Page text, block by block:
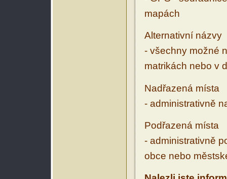
mapách
Alternativní názvy
- všechny možné
matrikách nebo v
Nadřazená místa
- administrativně
Podřazená místa
- administrativně
obce nebo